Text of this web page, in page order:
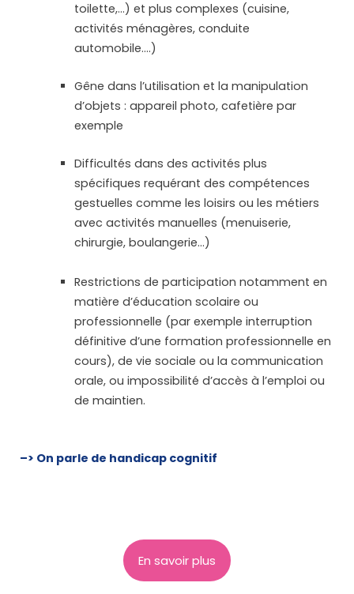
toilette,…) et plus complexes (cuisine,
activités ménagères, conduite
automobile….)
Gêne dans l’utilisation et la manipulation
d’objets : appareil photo, cafetière par
exemple
Difficultés dans des activités plus
spécifiques requérant des compétences
gestuelles comme les loisirs ou les métiers
avec activités manuelles (menuiserie,
chirurgie, boulangerie…)
Restrictions de participation notamment en
matière d’éducation scolaire ou
professionnelle (par exemple interruption
définitive d’une formation professionnelle en
cours), de vie sociale ou la communication
orale, ou impossibilité d’accès à l’emploi ou
de maintien.
–> On parle de handicap cognitif
En savoir plus